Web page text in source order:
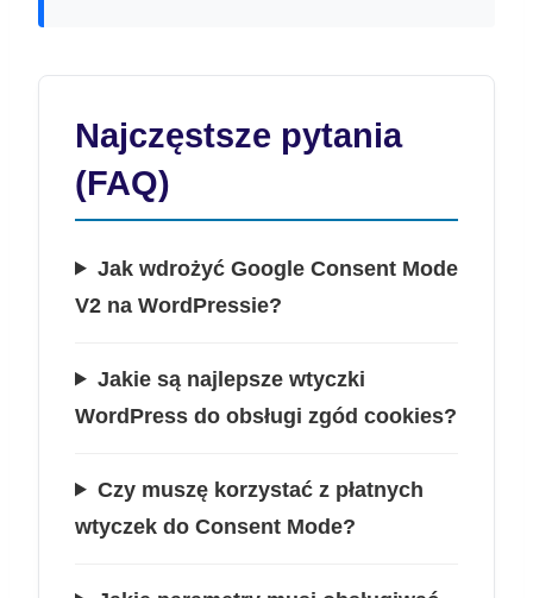
Najczęstsze pytania
(FAQ)
Jak wdrożyć Google Consent Mode
V2 na WordPressie?
Jakie są najlepsze wtyczki
WordPress do obsługi zgód cookies?
Czy muszę korzystać z płatnych
wtyczek do Consent Mode?